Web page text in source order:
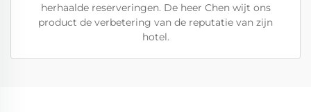
herhaalde reserveringen. De heer Chen wijt ons
product de verbetering van de reputatie van zijn
hotel.